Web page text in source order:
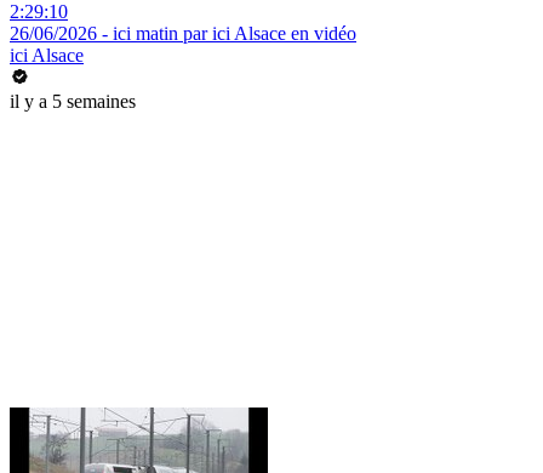
2:29:10
26/06/2026 - ici matin par ici Alsace en vidéo
ici Alsace
il y a 5 semaines